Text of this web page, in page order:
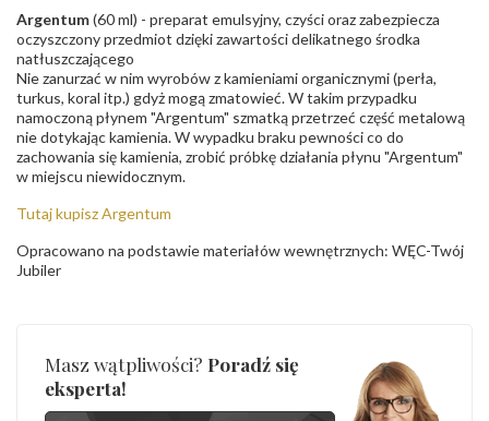
Argentum(60 ml) - preparat emulsyjny, czyści oraz zabezpiecza
oczyszczony przedmiot dzięki zawartości delikatnego środka
natłuszczającego
Nie zanurzać w nim wyrobów z kamieniami organicznymi (perła,
turkus, koral itp.) gdyż mogą zmatowieć. W takim przypadku
namoczoną płynem "Argentum" szmatką przetrzeć część metalową
nie dotykając kamienia. W wypadku braku pewności co do
zachowania się kamienia, zrobić próbkę działania płynu "Argentum"
w miejscu niewidocznym.
Tutaj kupisz Argentum
Opracowano na podstawie materiałów wewnętrznych: WĘC-Twój
Jubiler
Masz wątpliwości? Poradź się
eksperta!